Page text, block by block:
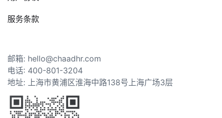
服务条款
邮箱: hello@chaadhr.com
电话: 400-801-3204
地址: 上海市黄浦区淮海中路138号上海广场3层